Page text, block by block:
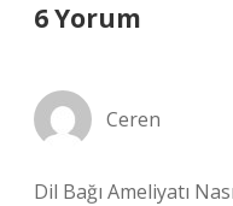
6 Yorum
Ceren
Dil Bağı Ameliyatı